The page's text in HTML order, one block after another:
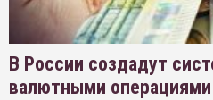
В России создадут
валютными операциями